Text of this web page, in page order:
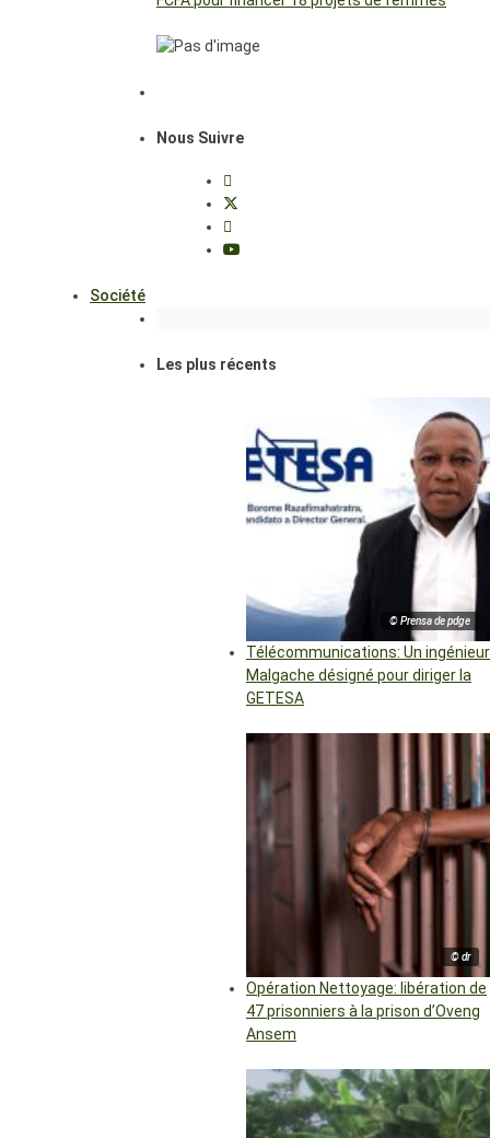
Nous Suivre
Société
Les plus récents
© Prensa de pdge
Télécommunications: Un ingénieur
Malgache désigné pour diriger la
GETESA
© dr
Opération Nettoyage: libération de
47 prisonniers à la prison d’Oveng
Ansem